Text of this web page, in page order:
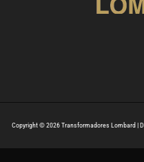
Copyright © 2026 Transformadores Lombard |